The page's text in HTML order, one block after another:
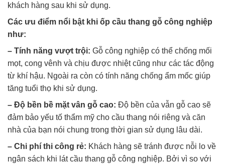
khách hàng sau khi sử dụng.
Các ưu điểm nổi bật khi ốp cầu thang gỗ công nghiệp
như:
– Tính năng vượt trội: Gỗ công nghiệp có thể chống mối
mọt, cong vênh và chịu được nhiệt cũng như các tác động
từ khí hậu. Ngoài ra còn có tính năng chống ẩm mốc giúp
tăng tuổi thọ khi sử dụng.
– Độ bền bề mặt vân gỗ cao: Độ bền của vẫn gỗ cao sẽ
đảm bảo yếu tố thẩm mỹ cho cầu thang nói riêng và căn
nhà của bạn nói chung trong thời gian sử dụng lâu dài.
– Chi phí thi công rẻ: Khách hàng sẽ tránh được nỗi lo về
ngân sách khi lát cầu thang gỗ công nghiệp. Bởi vì so với